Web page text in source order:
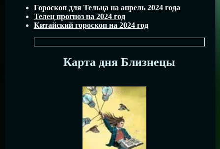
Гороскоп для Тельца на апрель 2024 года
Телец прогноз на 2024 год
Китайский гороскоп на 2024 год
Карта дня Близнецы